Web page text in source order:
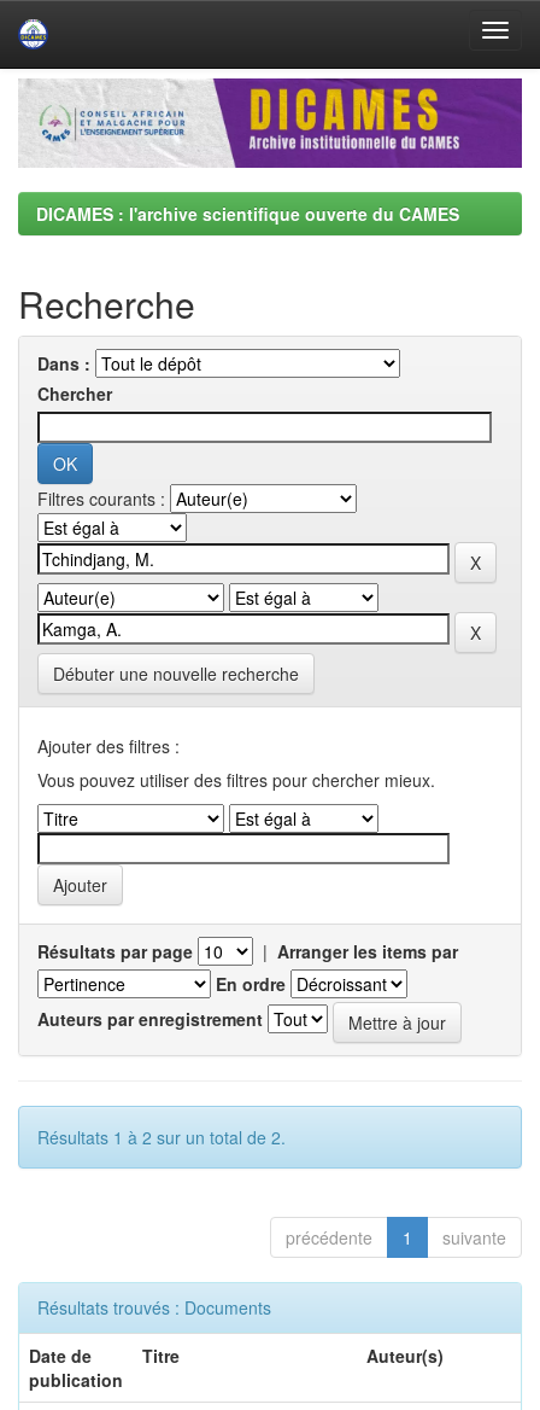
Skip
navigation
DICAMES : l'archive scientifique ouverte du CAMES
Recherche
Dans :
Chercher
Filtres courants :
Débuter une nouvelle recherche
Ajouter des filtres :
Vous pouvez utiliser des filtres pour chercher mieux.
Résultats par page | Arranger les items par
En ordre
Auteurs par enregistrement
Résultats 1 à 2 sur un total de 2.
précédente 1 suivante
Résultats trouvés : Documents
Date de
publication
Titre Auteur(s)